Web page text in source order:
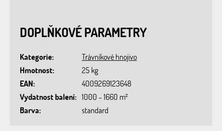
DOPLŇKOVÉ PARAMETRY
Kategorie:
Trávníkové hnojivo
Hmotnost:
25 kg
EAN:
4009269123648
Vydatnost balení: 1000 - 1660 m²
Barva: standard